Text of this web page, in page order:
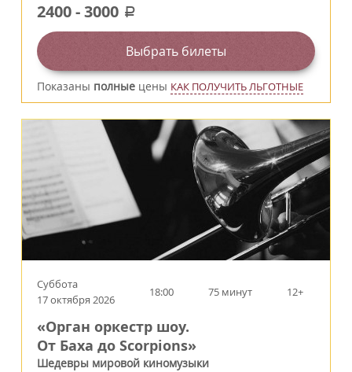
2400-3000 a
Выбрать билеты
Показаны полные цены КАК ПОЛУЧИТЬ ЛЬГОТНЫЕ
Суббота
17 октября 2026
18:00 75 минут 12+
«Орган оркестр шоу.
От Баха до Scorpions»
Шедевры мировой киномузыки